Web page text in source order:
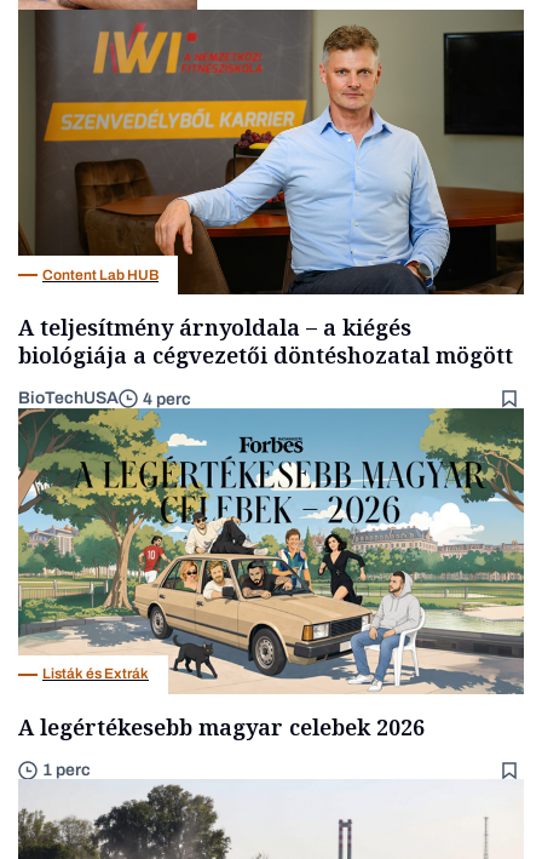
Content Lab HUB
A teljesítmény árnyoldala – a kiégés
biológiája a cégvezetői döntéshozatal mögött
BioTechUSA 4 perc
Listák és Extrák
A legértékesebb magyar celebek 2026
1 perc